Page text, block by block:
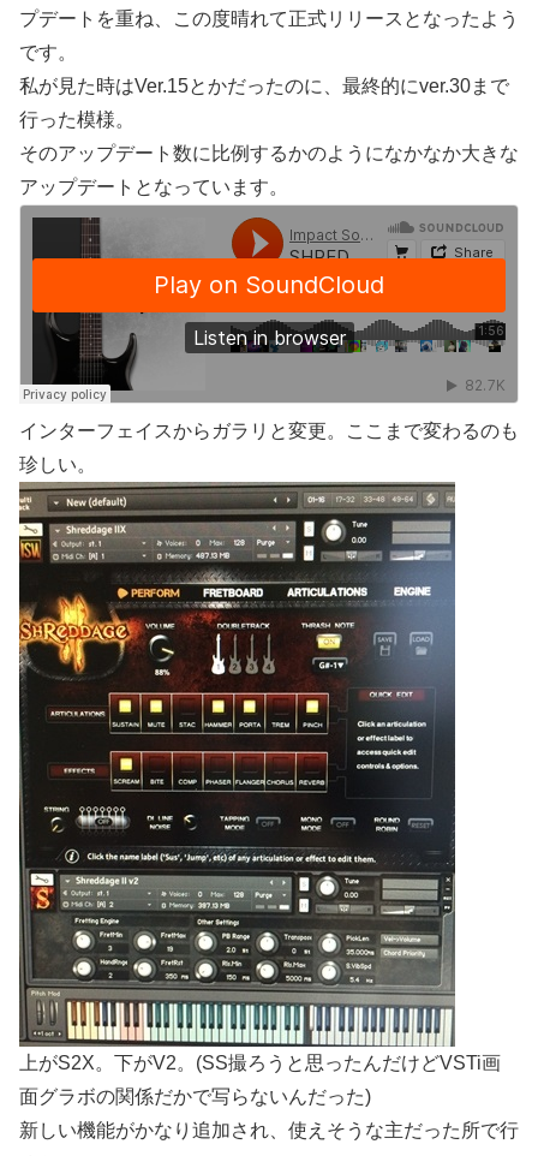
プデートを重ね、この度晴れて正式リリースとなったよう
です。
私が見た時はVer.15とかだったのに、最終的にver.30まで
行った模様。
そのアップデート数に比例するかのようになかなか大きな
アップデートとなっています。
インターフェイスからガラリと変更。ここまで変わるのも
珍しい。
上がS2X。下がV2。(SS撮ろうと思ったんだけどVSTi画
面グラボの関係だかで写らないんだった)
新しい機能がかなり追加され、使えそうな主だった所で行